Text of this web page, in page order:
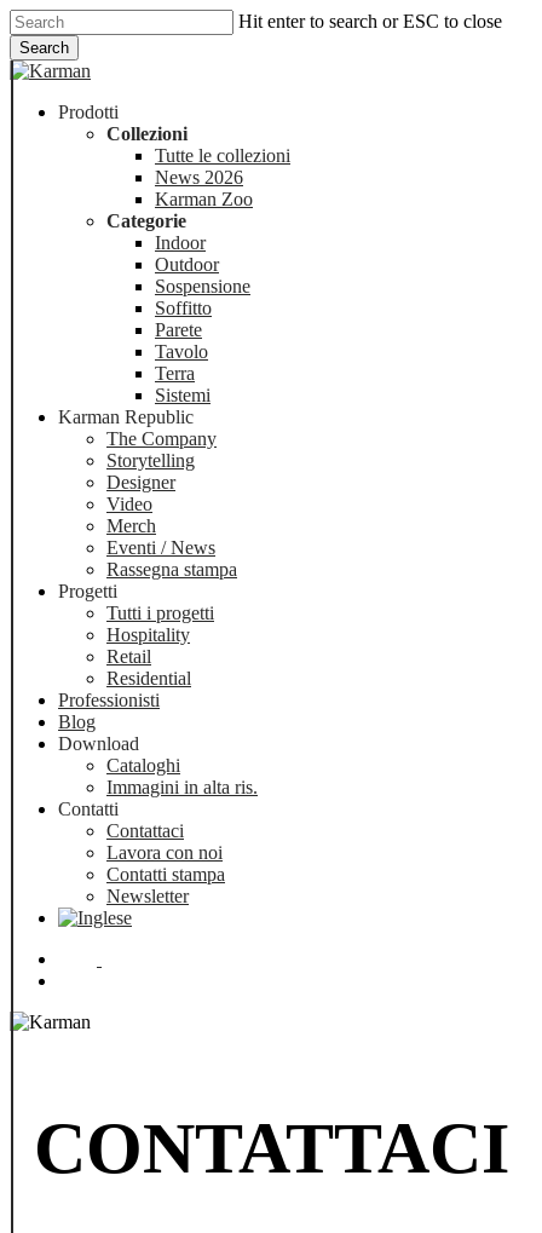
Skip
to
main
content
Hit enter to search or ESC to close
Search
Close
Menu
Prodotti
Collezioni
Tutte le collezioni
News 2026
Karman Zoo
Categorie
Indoor
Outdoor
Sospensione
Soffitto
Parete
Tavolo
Terra
Sistemi
Karman Republic
The Company
Storytelling
Designer
Video
Merch
Eventi / News
Rassegna stampa
Progetti
Tutti i progetti
Hospitality
Retail
Residential
Professionisti
Blog
Download
Cataloghi
Immagini in alta ris.
Contatti
Contattaci
Lavora con noi
Contatti stampa
Newsletter
CONTATTACI